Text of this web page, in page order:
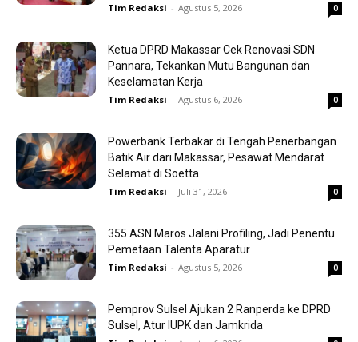
Tim Redaksi - Agustus 5, 2026 0
Ketua DPRD Makassar Cek Renovasi SDN
Pannara, Tekankan Mutu Bangunan dan
Keselamatan Kerja
Tim Redaksi - Agustus 6, 2026 0
Powerbank Terbakar di Tengah Penerbangan
Batik Air dari Makassar, Pesawat Mendarat
Selamat di Soetta
Tim Redaksi - Juli 31, 2026 0
355 ASN Maros Jalani Profiling, Jadi Penentu
Pemetaan Talenta Aparatur
Tim Redaksi - Agustus 5, 2026 0
Pemprov Sulsel Ajukan 2 Ranperda ke DPRD
Sulsel, Atur IUPK dan Jamkrida